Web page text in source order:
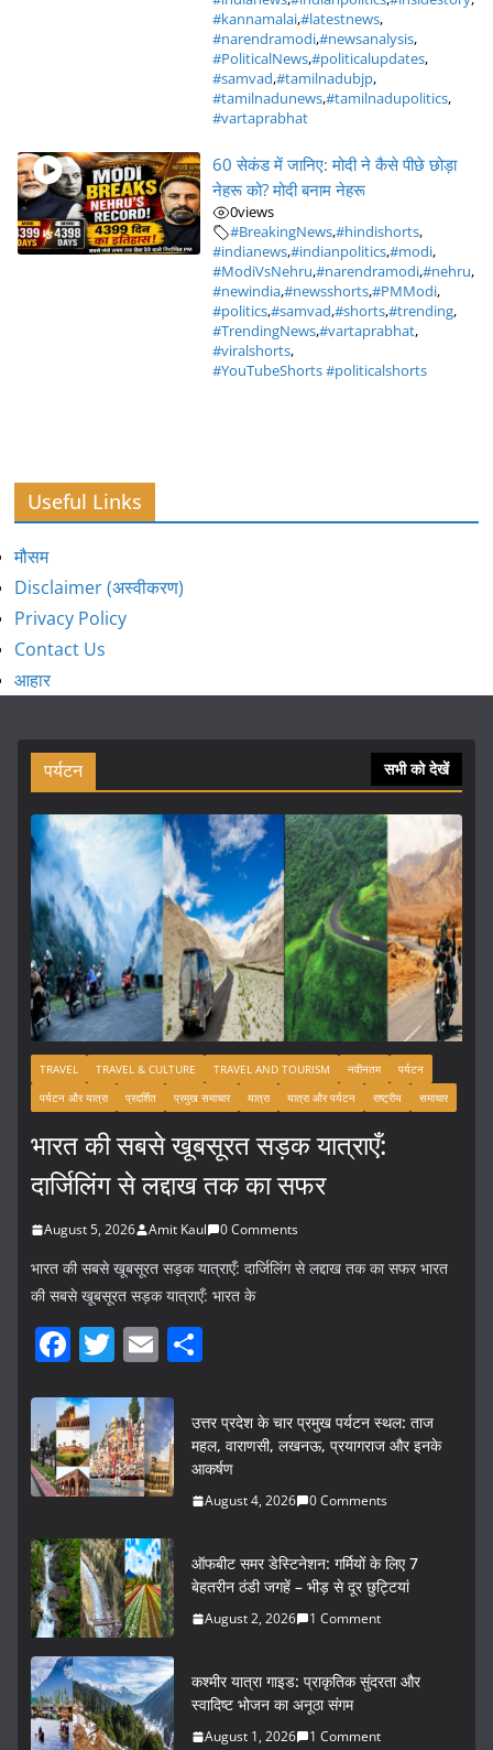
#kannamalai,#latestnews,
#narendramodi,#newsanalysis,
#PoliticalNews,#politicalupdates,
#samvad,#tamilnadubjp,
#tamilnadunews,#tamilnadupolitics,
#vartaprabhat
60 सेकंड में जानिए: मोदी ने कैसे पीछे छोड़ा
नेहरू को? मोदी बनाम नेहरू
0views
#BreakingNews,#hindishorts,
#indianews,#indianpolitics,#modi,
#ModiVsNehru,#narendramodi,#nehru,
#newindia,#newsshorts,#PMModi,
#politics,#samvad,#shorts,#trending,
#TrendingNews,#vartaprabhat,
#viralshorts,
#YouTubeShorts #politicalshorts
Useful Links
मौसम
Disclaimer (अस्वीकरण)
Privacy Policy
Contact Us
आहार
पर्यटन सभी को देखें
TRAVEL TRAVEL & CULTURE TRAVEL AND TOURISM नवीनतम
पर्यटन
पर्यटन और यात्रा
प्रदर्शित प्रमुख समाचार यात्रा यात्रा और पर्यटन राष्ट्रीय समाचार
भारत की सबसे खूबसूरत सड़क यात्राएँ:
दार्जिलिंग से लद्दाख तक का सफर
August 5, 2026 Amit Kaul 0 Comments
भारत की सबसे खूबसूरत सड़क यात्राएँ: दार्जिलिंग से लद्दाख तक का सफर भारत
की सबसे खूबसूरत सड़क यात्राएँ: भारत के
F
c
e
b
o
k
T
itt
er
E
ai
l
ar
e
उत्तर प्रदेश के चार प्रमुख पर्यटन स्थल: ताज
महल, वाराणसी, लखनऊ, प्रयागराज और इनके
आकर्षण
August 4, 2026 0 Comments
ऑफबीट समर डेस्टिनेशन: गर्मियों के लिए 7
बेहतरीन ठंडी जगहें – भीड़ से दूर छुट्टियां
August 2, 2026 1 Comment
कश्मीर यात्रा गाइड: प्राकृतिक सुंदरता और
स्वादिष्ट भोजन का अनूठा संगम
August 1, 2026 1 Comment